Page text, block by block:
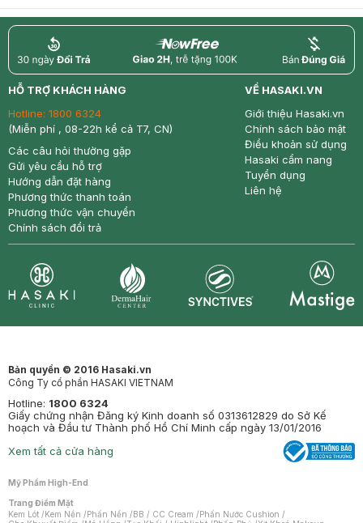
return nowfree price
HỖ TRỢ KHÁCH HÀNG
Hotline: 1800 6324
(Miễn phí , 08-22h kể cả T7, CN)
Các câu hỏi thường gặp
Gửi yêu cầu hỗ trợ
Hướng dẫn đặt hàng
Phương thức thanh toán
Phương thức vận chuyển
Chính sách đổi trả
VỀ HASAKI.VN
Giới thiệu Hasaki.vn
Chính sách bảo mật
Điều khoản sử dụng
Hasaki cẩm nang
Tuyển dụng
Liên hệ
Bản quyền © 2016 Hasaki.vn
Công Ty cổ phần HASAKI VIETNAM
Hotline: 1800 6324
Giấy chứng nhận Đăng ký Kinh doanh số 0313612829 do Sở Kế
hoạch và Đầu tư Thành phố Hồ Chí Minh cấp ngày 13/01/2016
Xem tất cả cửa hàng
Mỹ Phẩm High-End
Trang Điểm Mặt
Kem Lót /Kem Nền /Phấn Nền /BB / CC Cream /Phấn Nước Cushion /